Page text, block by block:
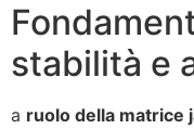
stabilità e
a ruolo della matrice